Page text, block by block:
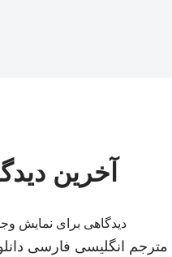
آخرین
دیدگاهی برای نمایش
مترجم انگلیسی فارسی